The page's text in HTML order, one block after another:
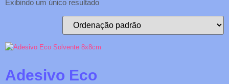
Exibindo um único resultado
Adesivo Eco